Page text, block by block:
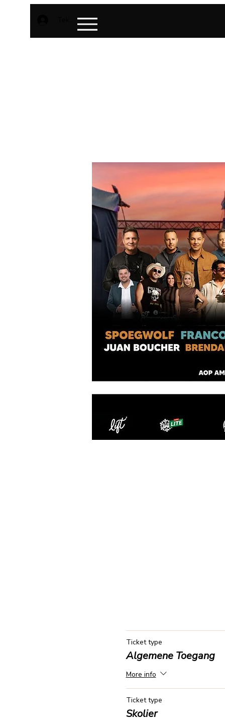
Teken aan
Ticket type
Algemene Toegang
More info
Ticket type
Skolier